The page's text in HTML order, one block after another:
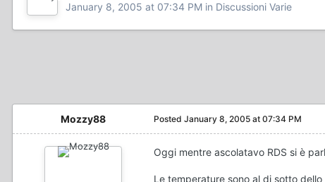
January 8, 2005 at 07:34 PM in Discussioni Varie
Mozzy88 Posted January 8, 2005 at 07:34 PM
Oggi mentre ascolatavo RDS si è
Le temperature sono al di sotto